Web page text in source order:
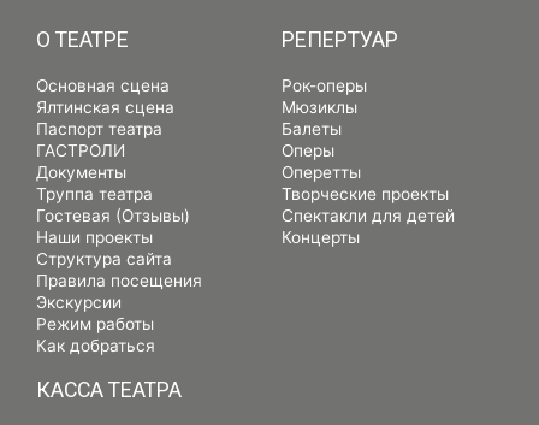
О ТЕАТРЕ
Основная сцена
Ялтинская сцена
Паспорт театра
ГАСТРОЛИ
Документы
Труппа театра
Гостевая (Отзывы)
Наши проекты
Структура сайта
Правила посещения
Экскурсии
Режим работы
Как добраться
РЕПЕРТУАР
Рок-оперы
Мюзиклы
Балеты
Оперы
Оперетты
Творческие проекты
Спектакли для детей
Концерты
КАССА ТЕАТРА